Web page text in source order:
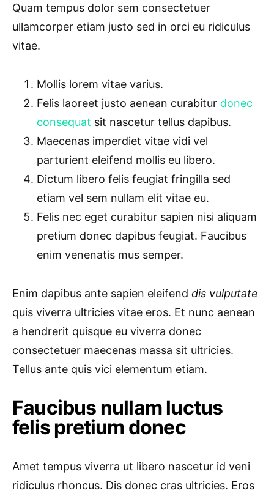
Quam tempus dolor sem consectetuer
ullamcorper etiam justo sed in orci eu ridiculus
vitae.
Mollis lorem vitae varius.
Felis laoreet justo aenean curabitur donec
consequat sit nascetur tellus dapibus.
Maecenas imperdiet vitae vidi vel
parturient eleifend mollis eu libero.
Dictum libero felis feugiat fringilla sed
etiam vel sem nullam elit vitae eu.
Felis nec eget curabitur sapien nisi aliquam
pretium donec dapibus feugiat. Faucibus
enim venenatis mus semper.
Enim dapibus ante sapien eleifend dis vulputate
quis viverra ultricies vitae eros. Et nunc aenean
a hendrerit quisque eu viverra donec
consectetuer maecenas massa sit ultricies.
Tellus ante quis vici elementum etiam.
Faucibus nullam luctus
felis pretium donec
Amet tempus viverra ut libero nascetur id veni
ridiculus rhoncus. Dis donec cras ultricies. Eros